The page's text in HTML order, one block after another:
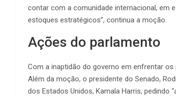
contar com a comunidade internacional, em
estoques estratégicos”, continua a moção.
Ações do parlamento
Com a inaptidão do governo em enfrentar
Além da moção, o presidente do Senado,
dos Estados Unidos, Kamala Harris, pedindo